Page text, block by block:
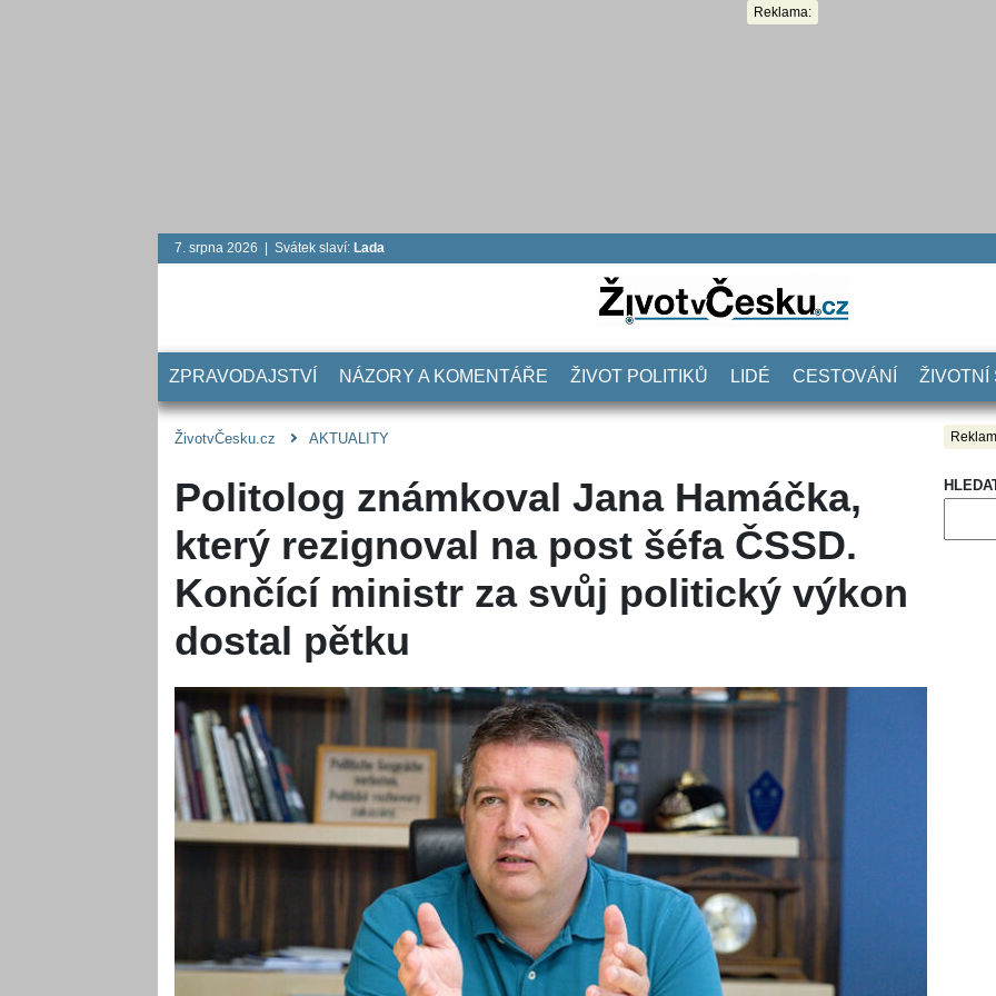
Reklama:
7. srpna 2026 | Svátek slaví: Lada
ZPRAVODAJSTVÍ NÁZORY A KOMENTÁŘE ŽIVOT POLITIKŮ LIDÉ CESTOVÁNÍ ŽIVOTNÍ
ŽivotvČesku.cz AKTUALITY
Politolog známkoval Jana Hamáčka,
který rezignoval na post šéfa ČSSD.
Končící ministr za svůj politický výkon
dostal pětku